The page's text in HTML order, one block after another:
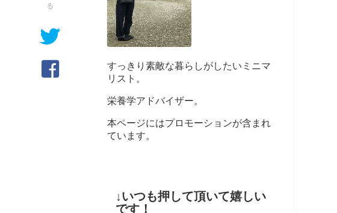
る
すっきり素敵な暮らしがしたいミニマ
リスト。
栄養学アドバイザー。
本ページにはプロモーションが含まれ
ています。
↓いつも押して頂いて嬉しい
です！